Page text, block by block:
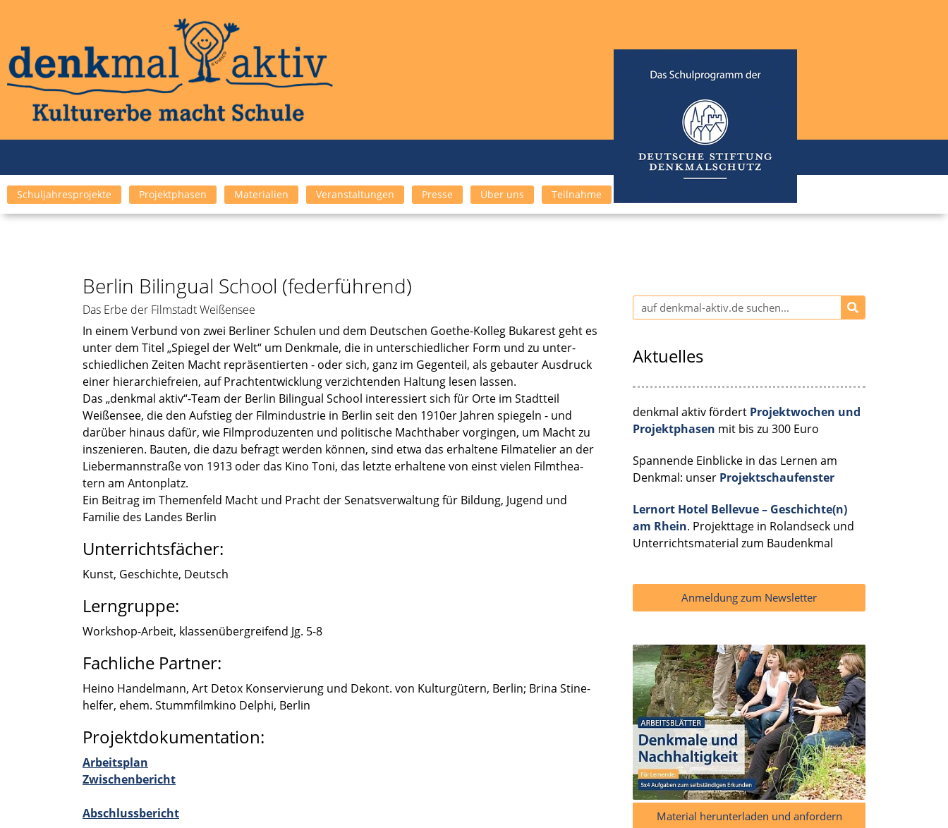
Schuljahresprojekte Projektphasen Materialien Veranstaltungen Presse Über uns Teilnahme
Berlin Bilingual School (federführend)
Das Erbe der Filmstadt Weißensee
In einem Verbund von zwei Berli­ner Schulen und dem Deutschen Goethe-Kolleg Bukarest geht es
unter dem Titel „Spiegel der Welt“ um Denkmale, die in unter­schied­li­cher Form und zu unter­
schied­li­chen Zeiten Macht reprä­sen­tier­ten - oder sich, ganz im Gegen­teil, als gebau­ter Ausdruck
einer hierar­chie­freien, auf Pracht­ent­wick­lung verzich­ten­den Haltung lesen lassen.
Das „denkmal aktiv“-Team der Berlin Bilin­gual School inter­es­siert sich für Orte im Stadt­teil
Weißen­see, die den Aufstieg der Filmin­dus­trie in Berlin seit den 1910er Jahren spiegeln - und
darüber hinaus dafür, wie Filmpro­du­zen­ten und politi­sche Macht­ha­ber vorgin­gen, um Macht zu
insze­nie­ren. Bauten, die dazu befragt werden können, sind etwa das erhal­tene Filmate­lier an der
Lieber­mann­straße von 1913 oder das Kino Toni, das letzte erhal­tene von einst vielen Filmthea­
tern am Anton­platz.
Ein Beitrag im Themen­feld Macht und Pracht der Senats­ver­wal­tung für Bildung, Jugend und
Familie des Landes Berlin
Unterrichtsfächer:
Kunst, Geschichte, Deutsch
Lerngruppe:
Workshop-Arbeit, klassen­über­grei­fend Jg. 5-8
Fachliche Partner:
Heino Handel­mann, Art Detox Konser­vie­rung und Dekont. von Kultur­gü­tern, Berlin; Brina Stine­
hel­fer, ehem. Stumm­film­kino Delphi, Berlin
Projektdokumentation:
Arbeits­plan
Zwischen­be­richt
Abschluss­be­richt
Aktuelles
denkmal aktiv fördert Projektwochen und
Projektphasen mit bis zu 300 Euro
Spannende Einblicke in das Lernen am
Denkmal: unser Projektschaufenster
Lernort Hotel Bellevue – Geschichte(n)
am Rhein. Projekttage in Rolandseck und
Unterrichtsmaterial zum Baudenkmal
Anmeldung zum Newsletter
Material herunterladen und anfordern